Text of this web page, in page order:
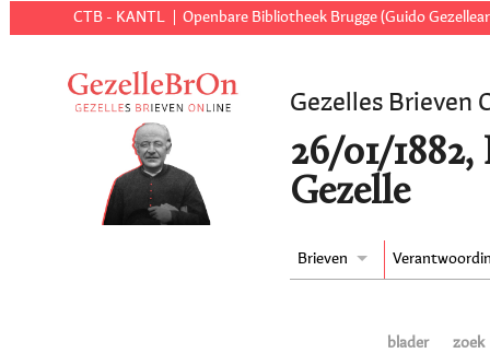
CTB - KANTL Openbare Bibliotheek Brugge (Guido
Gezelles Brieven
26/01/
Gezelle
Brieven
blader zoek